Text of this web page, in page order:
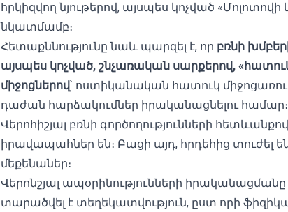
հրկիզվող նյութերով, այսպես կոչված
նկատմամբ։
Հետաքննությունը նաև պարզել է, որ բռնի
այսպես կոչված, շնչառական սարքերով,
միջոցներով՝ ոստիկանական հատուկ
դաժան հարձակումներ իրականացնելու համար։
Վերոհիշյալ բռնի գործողությունների
իրավապահներ են։ Բացի այդ, հրդեհից տուժել
մեքենաներ։
Վերոնշյալ ապօրինությունների
տարածվել է տեղեկատվություն, ըստ որի